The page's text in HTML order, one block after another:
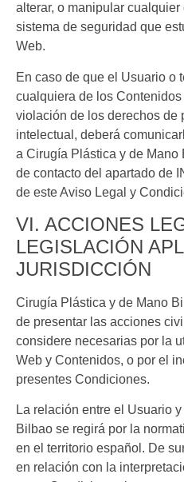
alterar, o manipular
sistema de seguridad que
Web.
En caso de que el Usuario o
cualquiera de los
violación de los derechos de
intelectual, deberá
a Cirugía Plástica y de Mano
de contacto del apartado de
de este Aviso Legal y
VI. ACCIONES
LEGISLACIÓN
JURISDICCIÓN
Cirugía Plástica y de Mano
de presentar las acciones
considere necesarias por la
Web y Contenidos, o por el
presentes Condiciones.
La relación entre el Usuario y
Bilbao se regirá por la
en el territorio español. De
en relación con la